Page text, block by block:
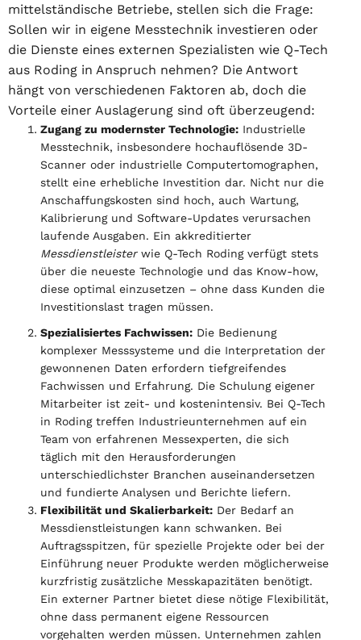
mittelständische Betriebe, stellen sich die Frage:
Sollen wir in eigene Messtechnik investieren oder
die Dienste eines externen Spezialisten wie Q-Tech
aus Roding in Anspruch nehmen? Die Antwort
hängt von verschiedenen Faktoren ab, doch die
Vorteile einer Auslagerung sind oft überzeugend:
Zugang zu modernster Technologie: Industrielle
Messtechnik, insbesondere hochauflösende 3D-
Scanner oder industrielle Computertomographen,
stellt eine erhebliche Investition dar. Nicht nur die
Anschaffungskosten sind hoch, auch Wartung,
Kalibrierung und Software-Updates verursachen
laufende Ausgaben. Ein akkreditierter
Messdienstleisterwie Q-Tech Roding verfügt stets
über die neueste Technologie und das Know-how,
diese optimal einzusetzen – ohne dass Kunden die
Investitionslast tragen müssen.
Spezialisiertes Fachwissen: Die Bedienung
komplexer Messsysteme und die Interpretation der
gewonnenen Daten erfordern tiefgreifendes
Fachwissen und Erfahrung. Die Schulung eigener
Mitarbeiter ist zeit- und kostenintensiv. Bei Q-Tech
in Roding treffen Industrieunternehmen auf ein
Team von erfahrenen Messexperten, die sich
täglich mit den Herausforderungen
unterschiedlichster Branchen auseinandersetzen
und fundierte Analysen und Berichte liefern.
Flexibilität und Skalierbarkeit: Der Bedarf an
Messdienstleistungen kann schwanken. Bei
Auftragsspitzen, für spezielle Projekte oder bei der
Einführung neuer Produkte werden möglicherweise
kurzfristig zusätzliche Messkapazitäten benötigt.
Ein externer Partner bietet diese nötige Flexibilität,
ohne dass permanent eigene Ressourcen
vorgehalten werden müssen. Unternehmen zahlen